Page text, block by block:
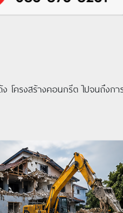
โครงสร้างคอนกรีต ไปจนถึง